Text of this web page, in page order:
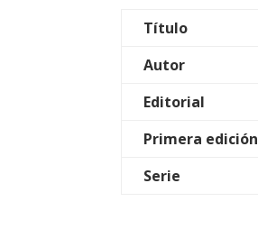
Título
Autor
Editorial
Primera edición
Serie